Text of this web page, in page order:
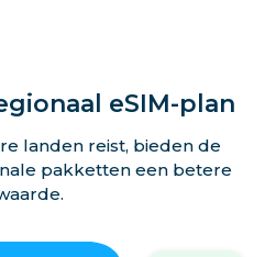
eSIM-plan
landen reist, bieden de
pakketten een betere